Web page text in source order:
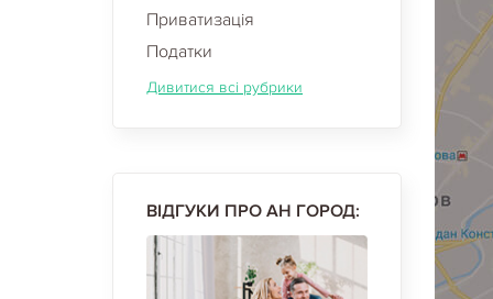
Приватизація
Податки
Дивитися всі рубрики
ВІДГУКИ ПРО АН ГОРОД: